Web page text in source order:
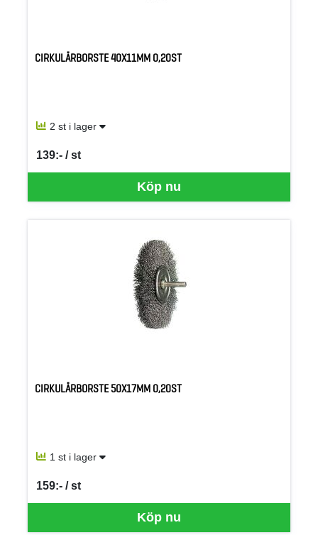
CIRKULÄRBORSTE 40X11MM 0,20ST
2 st i lager
Köp nu
139:- / st
SEK per ST
CIRKULÄRBORSTE 50X17MM 0,20ST
1 st i lager
Köp nu
159:- / st
SEK per ST